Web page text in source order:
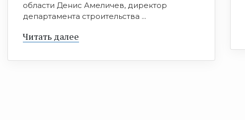
области Денис Амеличев, директор
департамента строительства ...
Читать далее